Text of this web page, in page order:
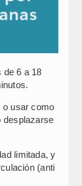
de 6 a 18
o usar como
desplazarse
limitada, y
(anti